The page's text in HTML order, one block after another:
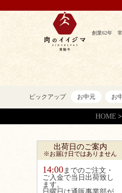
創業62年 常
ピックアップ お中元 お
HOME
出荷日のご案内
※お届け日ではありません
14:00までのご注文・
ご入金で当日出荷致し
ます。